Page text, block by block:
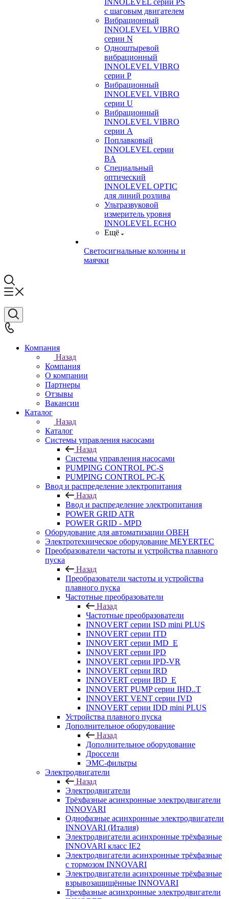
INNOLEVEL серии PS
с шаговым двигателем
Вибрационный
INNOLEVEL VIBRO
серии N
Одноштыревой
вибрационный
INNOLEVEL VIBRO
серии P
Вибрационный
INNOLEVEL VIBRO
серии U
Вибрационный
INNOLEVEL VIBRO
серии A
Поплавковый
INNOLEVEL серии
BA
Специальный
оптический
INNOLEVEL OPTIC
для линий розлива
Ультразвуковой
измеритель уровня
INNOLEVEL ECHO
Ещё
Светосигнальные колонны и
маячки
Компания
Назад
Компания
О компании
Партнеры
Отзывы
Вакансии
Каталог
Назад
Каталог
Системы управления насосами
Назад
Системы управления насосами
PUMPING CONTROL PC-S
PUMPING CONTROL PC-K
Ввод и распределение электропитания
Назад
Ввод и распределение электропитания
POWER GRID ATR
POWER GRID - MPD
Оборудование для автоматизации ОВЕН
Электротехническое оборудование MEYERTEC
Преобразователи частоты и устройства плавного
пуска
Назад
Преобразователи частоты и устройства
плавного пуска
Частотные преобразователи
Назад
Частотные преобразователи
INNOVERT серии ISD mini PLUS
INNOVERT серии ITD
INNOVERT серии IMD_E
INNOVERT серии IPD
INNOVERT серии IPD-VR
INNOVERT серии IRD
INNOVERT серии IBD_E
INNOVERT PUMP серии IHD..T
INNOVERT VENT серии IVD
INNOVERT серии IDD mini PLUS
Устройства плавного пуска
Дополнительное оборудование
Назад
Дополнительное оборудование
Дроссели
ЭМС-фильтры
Электродвигатели
Назад
Электродвигатели
Трёхфазные асинхронные электродвигатели
INNOVARI
Однофазные асинхронные электродвигатели
INNOVARI (Италия)
Электродвигатели асинхронные трёхфазные
INNOVARI класс IE2
Электродвигатели асинхронные трёхфазные
с тормозом INNOVARI
Электродвигатели асинхронные трёхфазные
взрывозащищённые INNOVARI
Трехфазные асинхронные электродвигатели